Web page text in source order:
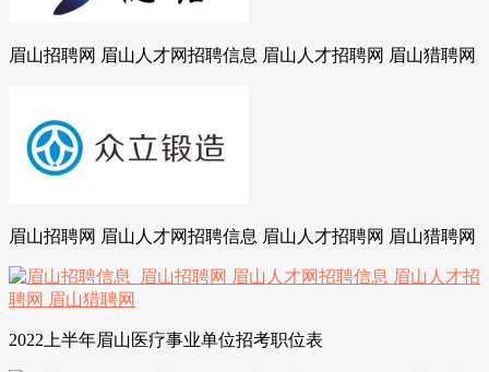
眉山招聘网 眉山人才网招聘信息 眉山人才招聘网 眉山猎聘网
眉山招聘网 眉山人才网招聘信息 眉山人才招聘网 眉山猎聘网
2022上半年眉山医疗事业单位招考职位表